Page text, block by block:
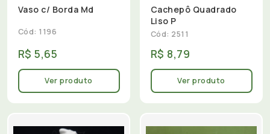
Vaso c/ Borda Md
Cód: 1196
R$ 5,65
Ver produto
Cachepô Quadrado
Liso P
Cód: 2511
R$ 8,79
Ver produto